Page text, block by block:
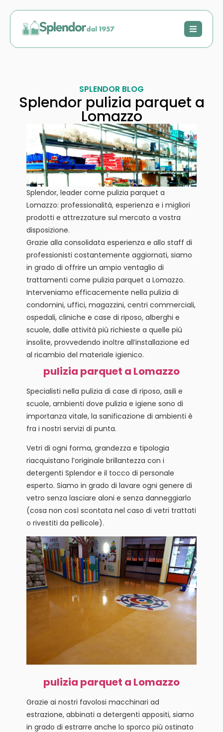
SPLENDOR BLOG
Splendor pulizia parquet a
Lomazzo
Splendor, leader come pulizia parquet a
Lomazzo: professionalità, esperienza e i migliori
prodotti e attrezzature sul mercato a vostra
disposizione.
Grazie alla consolidata esperienza e allo staff di
professionisti costantemente aggiornati, siamo
in grado di offrire un ampio ventaglio di
trattamenti come pulizia parquet a Lomazzo.
Interveniamo efficacemente nella pulizia di
condomini, uffici, magazzini, centri commerciali,
ospedali, cliniche e case di riposo, alberghi e
scuole, dalle attività più richieste a quelle più
insolite, provvedendo inoltre all’installazione ed
al ricambio del materiale igienico.
pulizia parquet a Lomazzo
Specialisti nella pulizia di case di riposo, asili e
scuole, ambienti dove pulizia e igiene sono di
importanza vitale, la sanificazione di ambienti è
fra i nostri servizi di punta.
Vetri di ogni forma, grandezza e tipologia
riacquistano l’originale brillantezza con i
detergenti Splendor e il tocco di personale
esperto. Siamo in grado di lavare ogni genere di
vetro senza lasciare aloni e senza danneggiarlo
(cosa non così scontata nel caso di vetri trattati
o rivestiti da pellicole).
pulizia parquet a Lomazzo
Grazie ai nostri favolosi macchinari ad
estrazione, abbinati a detergenti appositi, siamo
in grado di estrarre anche lo sporco più ostinato